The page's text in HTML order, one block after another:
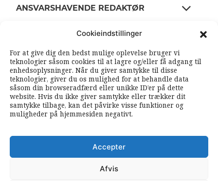
Cookieindstillinger
For at give dig den bedst mulige oplevelse bruger vi
teknologier såsom cookies til at lagre og/eller få adgang til
enhedsoplysninger. Når du giver samtykke til disse
teknologier, giver du os mulighed for at behandle data
såsom din browseradfærd eller unikke ID’er på dette
website. Hvis du ikke giver samtykke eller trækker dit
samtykke tilbage, kan det påvirke visse funktioner og
muligheder på hjemmesiden negativt.
Accepter
Afvis
ANSVARSHAVENDE REDAKTØR
SOUNDCLOUD RSS FEEDS
FØLG ARBEJDEREN